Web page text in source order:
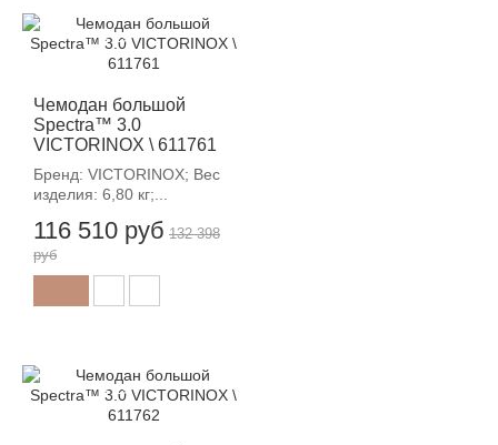
Чемодан большой
Spectra™ 3.0
VICTORINOX \ 611761
Бренд: VICTORINOX; Вес
изделия: 6,80 кг;...
116 510 руб
-12%
132 398
руб
-12%